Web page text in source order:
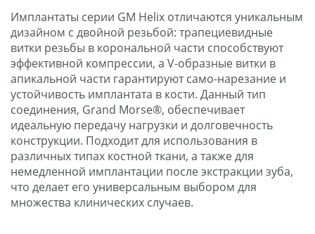
Имплантаты серии GM Helix отличаются уникальным
дизайном с двойной резьбой: трапециевидные
витки резьбы в корональной части способствуют
эффективной компрессии, а V-образные витки в
апикальной части гарантируют само-нарезание и
устойчивость имплантата в кости. Данный тип
соединения, Grand Morse®, обеспечивает
идеальную передачу нагрузки и долговечность
конструкции. Подходит для использования в
различных типах костной ткани, а также для
немедленной имплантации после экстракции зуба,
что делает его универсальным выбором для
множества клинических случаев.